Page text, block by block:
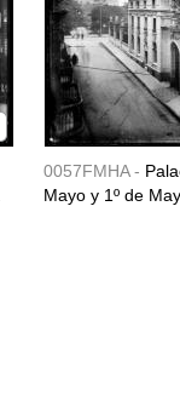
0057FMHA -
Mayo y 1º de